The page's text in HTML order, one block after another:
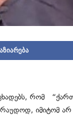
რომ
იმიტომ